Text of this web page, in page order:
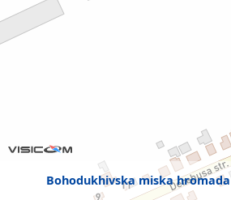
Bohodukhivska miska hromada